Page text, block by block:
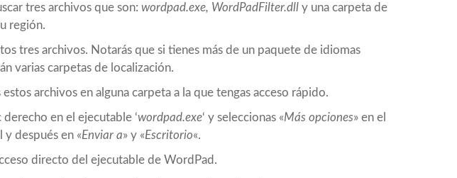
tres archivos que son: wordpad.exe, WordPadFilter.dll y una carpeta de
región.
tres archivos. Notarás que si tienes más de un paquete de idiomas
varias carpetas de localización.
estos archivos en alguna carpeta a la que tengas acceso rápido.
derecho en el ejecutable ‘wordpad.exe‘ y seleccionas «Más opciones» en el
y después en «Enviar a» y «Escritorio«.
directo del ejecutable de WordPad.